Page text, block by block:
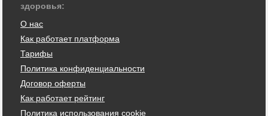
здоровья:
О нас
Как работает платформа
Тарифы
Политика конфиденциальности
Договор оферты
Как работает рейтинг
Политика использования cookie